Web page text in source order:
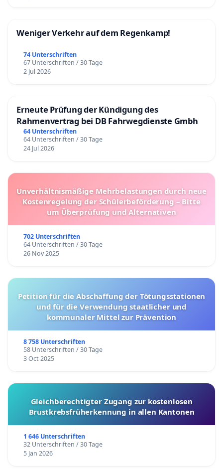
Weniger Verkehr auf dem Regenkamp!
74 Unterschriften
67 Unterschriften / 30 Tage
2 Jul 2026
Erneute Prüfung der Kündigung des
Rahmenvertrag bei DB Fahrwegdienste Gmbh
64 Unterschriften
64 Unterschriften / 30 Tage
24 Jul 2026
Unverhältnismäßige Mehrbelastungen durch neue
Kostenregelung der Schülerbeförderung – Bitte
um Überprüfung und Alternativen
702 Unterschriften
64 Unterschriften / 30 Tage
26 Nov 2025
Petition für die Abschaffung der Tötungsstationen
und für die Verwendung staatlicher und
kommunaler Mittel zur Prävention
8 758 Unterschriften
58 Unterschriften / 30 Tage
3 Oct 2025
Gleichberechtigter Zugang zur kostenlosen
Brustkrebsfrüherkennung in allen Kantonen
1 646 Unterschriften
32 Unterschriften / 30 Tage
5 Jan 2026